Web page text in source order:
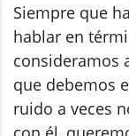
Siempre que
hablar en
consideramos
que debemos
ruido a veces